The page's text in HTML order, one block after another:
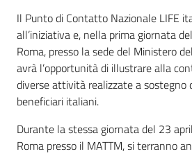
Il Punto di Contatto Nazionale LIFE
all’iniziativa e, nella prima giornata
Roma, presso la sede del Ministero
avrà l’opportunità di illustrare alla
diverse attività realizzate a sostegno
beneficiari italiani.
Durante la stessa giornata del 23
Roma presso il MATTM, si terranno